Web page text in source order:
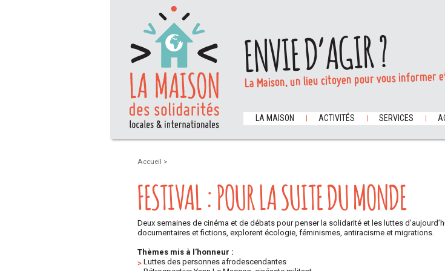
ENVIE D’AGIR ?
La Maison, un lieu citoyen pour vous
LA MAISON ACTIVITÉS SERVICES
Accueil >
FESTIVAL : POUR LA SUITE DU MONDE
Deux semaines de cinéma et de débats pour penser la solidarité et les luttes
documentaires et fictions, explorent écologie, féminismes, antiracisme et migrations.
Thèmes mis à l’honneur :
Luttes des personnes afrodescendantes